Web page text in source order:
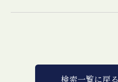
検索一覧に戻る